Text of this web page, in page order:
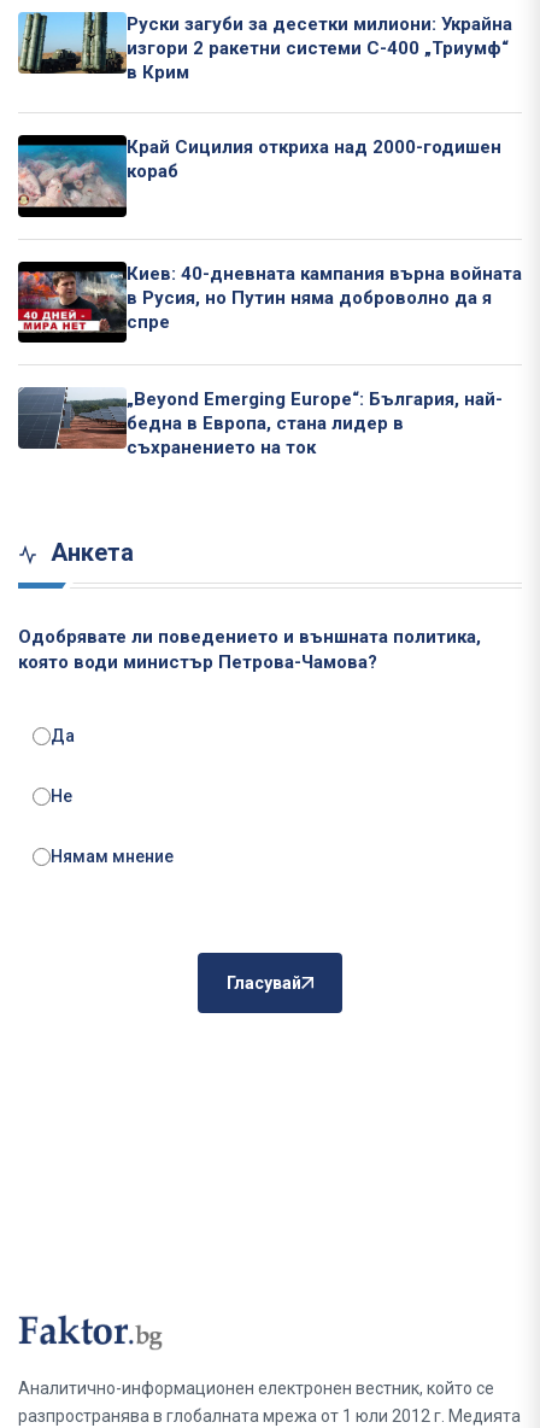
Руски загуби за десетки милиони: Украйна
изгори 2 ракетни системи С-400 „Триумф“
в Крим
Край Сицилия откриха над 2000-годишен
кораб
Киев: 40-дневната кампания върна войната
в Русия, но Путин няма доброволно да я
спре
„Beyond Emerging Europe“: България, най-
бедна в Европа, стана лидер в
съхранението на ток
Анкета
Одобрявате ли поведението и външната политика,
която води министър Петрова-Чамова?
Да
Не
Нямам мнение
Гласувай
Аналитично-информационен електронен вестник, който се
разпространява в глобалната мрежа от 1 юли 2012 г. Медията